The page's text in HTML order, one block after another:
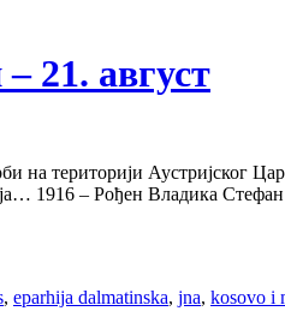
21. август
територији Аустријског
1916 – Рођен Владика
, eparhija dalmatinska, jna, kosovo i